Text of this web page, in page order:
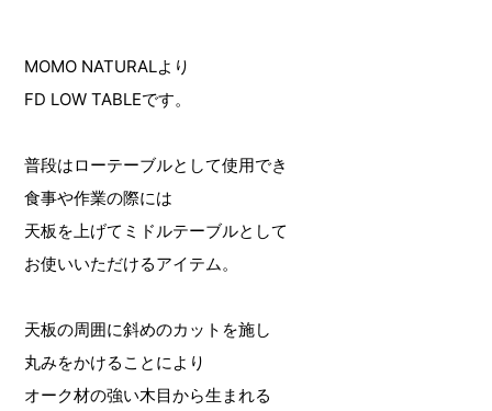
MOMO NATURALより
FD LOW TABLEです。
普段はローテーブルとして使用でき
食事や作業の際には
天板を上げてミドルテーブルとして
お使いいただけるアイテム。
天板の周囲に斜めのカットを施し
丸みをかけることにより
オーク材の強い木目から生まれる